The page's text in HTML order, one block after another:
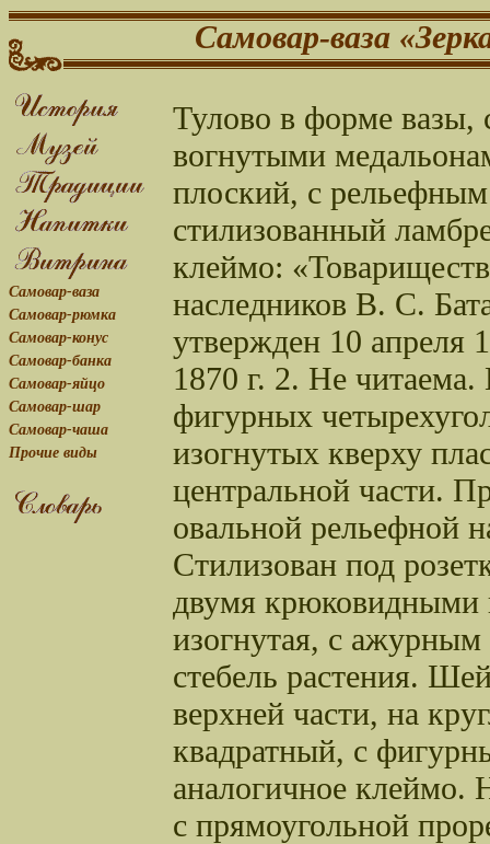
Самовар-ваза
Самовар-ваза
Самовар-рюмка
Самовар-конус
Самовар-банка
Самовар-яйцо
Самовар-шар
Самовар-чаша
Прочие виды
Тулово в форме вазы,
вогнутыми
плоский, с
стилизованный
клеймо:
наследников В. С.
утвержден 10 апреля
1870 г. 2. Не
фигурных
изогнутых кверху
центральной части.
овальной рельефной
Стилизован под
двумя крюковидными
изогнутая, с ажурным
стебель растения.
верхней части, на
квадратный, с
аналогичное
с прямоугольной